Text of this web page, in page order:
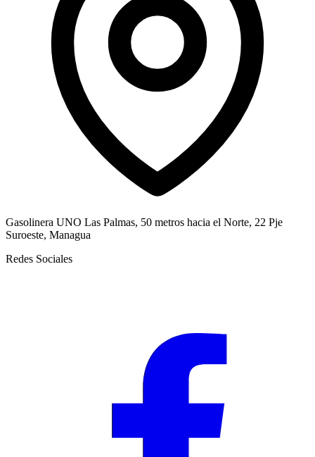
Gasolinera UNO Las Palmas, 50 metros hacia el Norte, 22 Pje
Suroeste, Managua
Redes Sociales